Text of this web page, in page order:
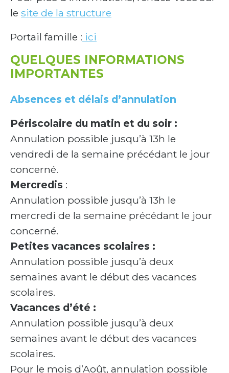
le site de la structure
Portail famille : ici
QUELQUES INFORMATIONS
IMPORTANTES
Absences et délais d’annulation
Périscolaire du matin et du soir :
Annulation possible jusqu’à 13h le
vendredi de la semaine précédant le jour
concerné.
Mercredis :
Annulation possible jusqu’à 13h le
mercredi de la semaine précédant le jour
concerné.
Petites vacances scolaires :
Annulation possible jusqu’à deux
semaines avant le début des vacances
scolaires.
Vacances d’été :
Annulation possible jusqu’à deux
semaines avant le début des vacances
scolaires.
Pour le mois d’Août, annulation possible